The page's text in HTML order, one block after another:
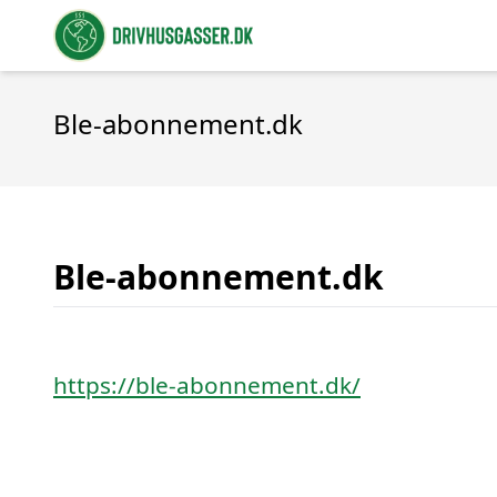
Ble-abonnement.dk
Ble-abonnement.dk
https://ble-abonnement.dk/